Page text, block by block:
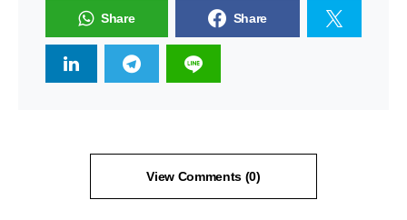
Share Share
View Comments (0)